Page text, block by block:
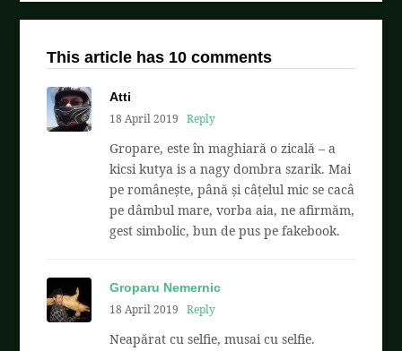
This article has 10 comments
Atti
18 April 2019
Reply
Gropare, este în maghiară o zicală – a
kicsi kutya is a nagy dombra szarik. Mai
pe românește, până și câțelul mic se cacâ
pe dâmbul mare, vorba aia, ne afirmăm,
gest simbolic, bun de pus pe fakebook.
Groparu Nemernic
18 April 2019
Reply
Neapărat cu selfie, musai cu selfie.